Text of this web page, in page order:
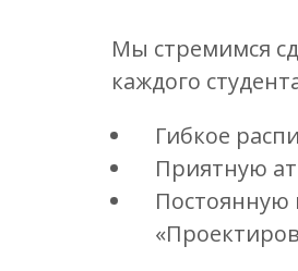
Мы стремимся
каждого
Гибкое
Приятную
Постоянную